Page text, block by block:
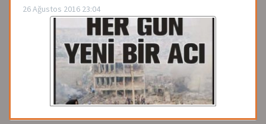
26 Ağustos 2016 23:04